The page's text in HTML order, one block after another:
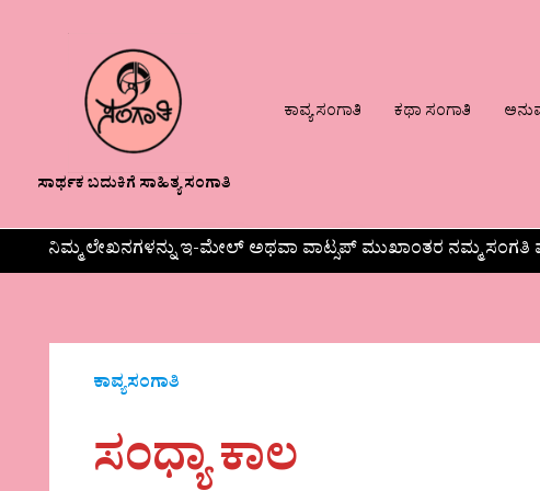
ಸಾರ್ಥಕ ಬದುಕಿಗೆ ಸಾಹಿತ್ಯ ಸಂಗಾತಿ
ಕಾವ್ಯ ಸಂಗಾತಿ ಕಥಾ ಸಂಗಾತಿ
ನಿಮ್ಮ ಲೇಖನಗಳನ್ನು ಇ-ಮೇಲ್ ಅಥವಾ ವಾಟ್ಸಪ್ ಮುಖಾಂತರ ನಮ್ಮ
ಕಾವ್ಯಸಂಗಾತಿ
ಸಂಧ್ಯಾ ಕಾಲ